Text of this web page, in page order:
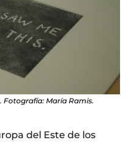
Fotografía: María Ramis.
del Este de los